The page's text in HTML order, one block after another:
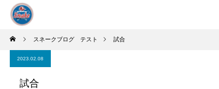
スネークブログ テスト 試合
2023.02.08
試合